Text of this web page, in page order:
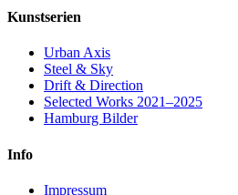
Kunstserien
Urban Axis
Steel & Sky
Drift & Direction
Selected Works 2021–2025
Hamburg Bilder
Info
Impressum